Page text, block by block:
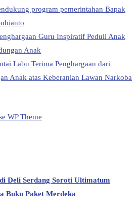
program pemerintahan Bapak
Guru Inspiratif Peduli Anak
Anak
Labu Terima Penghargaan dari
Anak atas Keberanian Lawan Narkoba
Deli Serdang Soroti Ultimatum
Buku Paket Merdeka